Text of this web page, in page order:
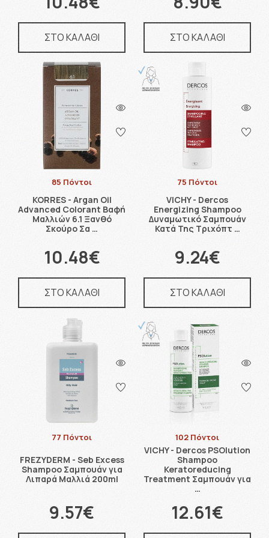
ΣΤΟ ΚΑΛΑΘΙ ΣΤΟ ΚΑΛΑΘΙ
85 Πόντοι
KORRES - Argan Oil
Advanced Colorant Βαφή
Μαλλιών 6.1 Ξανθό
Σκούρο Σα …
10.48€
ΣΤΟ ΚΑΛΑΘΙ
75 Πόντοι
VICHY - Dercos
Energizing Shampoo
Δυναμωτικό Σαμπουάν
Κατά Της Τριχόπτ …
9.24€
ΣΤΟ ΚΑΛΑΘΙ
77 Πόντοι
FREZYDERM - Seb Excess
Shampoo Σαμπουάν για
Λιπαρά Μαλλιά 200ml
9.57€
102 Πόντοι
VICHY - Dercos PSOlution
Shampoo
Keratoreducing
Treatment Σαμπουάν για
…
12.61€